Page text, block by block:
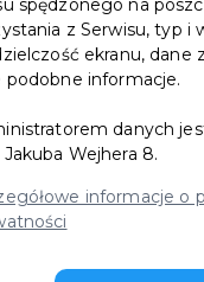
spędzonego na
z Serwisu, typ i
ekranu, dane
podobne informacje.
danych
Jakuba Wejhera 8.
informacje o